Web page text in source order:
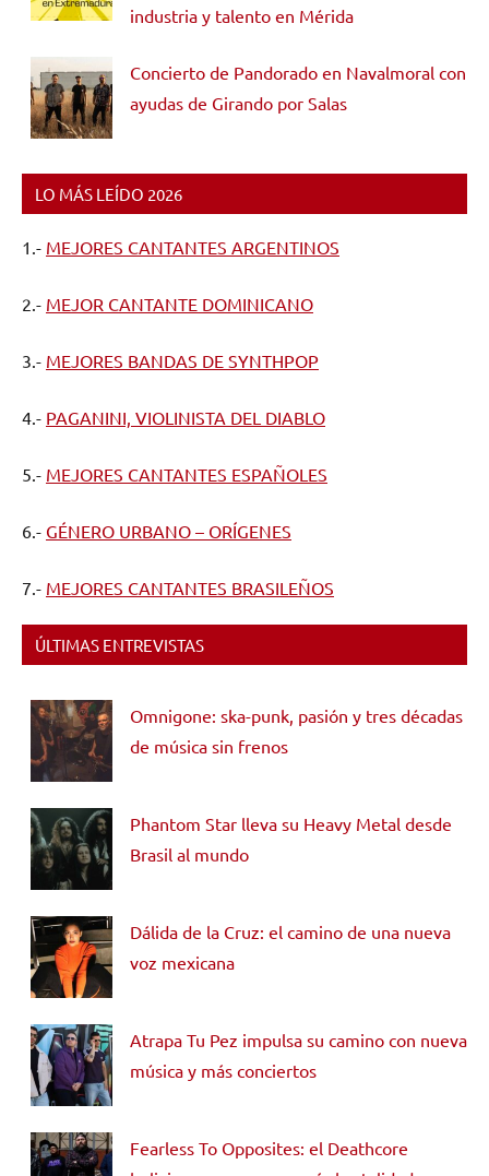
industria y talento en Mérida
Concierto de Pandorado en Navalmoral con
ayudas de Girando por Salas
LO MÁS LEÍDO 2026
1.- MEJORES CANTANTES ARGENTINOS
2.- MEJOR CANTANTE DOMINICANO
3.- MEJORES BANDAS DE SYNTHPOP
4.- PAGANINI, VIOLINISTA DEL DIABLO
5.- MEJORES CANTANTES ESPAÑOLES
6.- GÉNERO URBANO – ORÍGENES
7.- MEJORES CANTANTES BRASILEÑOS
ÚLTIMAS ENTREVISTAS
Omnigone: ska-punk, pasión y tres décadas
de música sin frenos
Phantom Star lleva su Heavy Metal desde
Brasil al mundo
Dálida de la Cruz: el camino de una nueva
voz mexicana
Atrapa Tu Pez impulsa su camino con nueva
música y más conciertos
Fearless To Opposites: el Deathcore